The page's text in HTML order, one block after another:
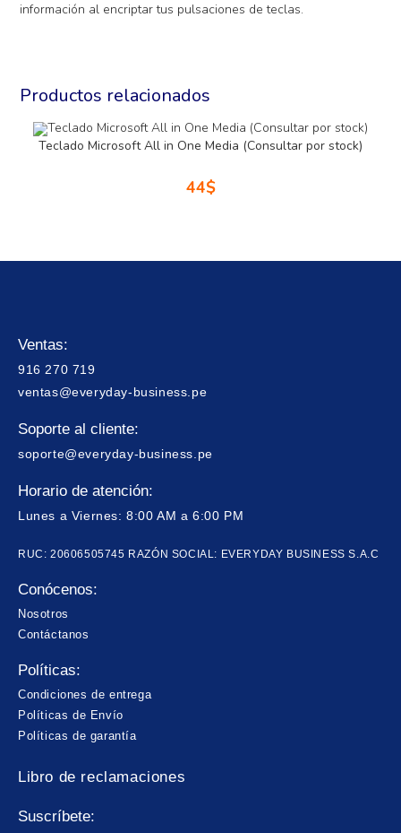
información al encriptar tus pulsaciones de teclas.
Productos relacionados
Teclado Microsoft All in One Media (Consultar por stock)
44$
Ventas:
916 270 719
ventas@everyday-business.pe
Soporte al cliente:
soporte@everyday-business.pe
Horario de atención:
Lunes a Viernes: 8:00 AM a 6:00 PM
RUC: 20606505745 RAZÓN SOCIAL: EVERYDAY BUSINESS S.A.C
Conócenos:
Nosotros
Contáctanos
Políticas:
Condiciones de entrega
Políticas de Envío
Políticas de garantía
Libro de reclamaciones
Suscríbete: